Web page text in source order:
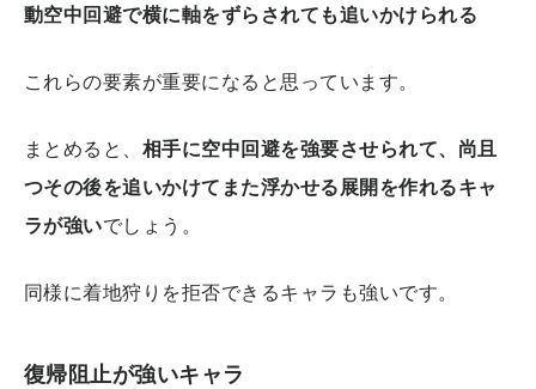
動空中回避で横に軸をずらされても追いかけられる
これらの要素が重要になると思っています。
まとめると、 相手に空中回避を強要させられて、尚且
つその後を追いかけてまた浮かせる展開を作れるキャ
ラが強いでしょう。
同様に着地狩りを拒否できるキャラも強いです。
復帰阻止が強いキャラ